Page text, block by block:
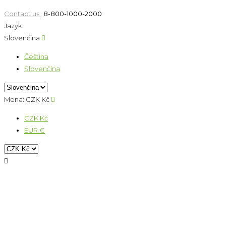
Contact us: 8-800-1000-2000
Jazyk:
Slovenčina 
Čeština
Slovenčina
Mena: CZK Kč 
CZK Kč
EUR €
